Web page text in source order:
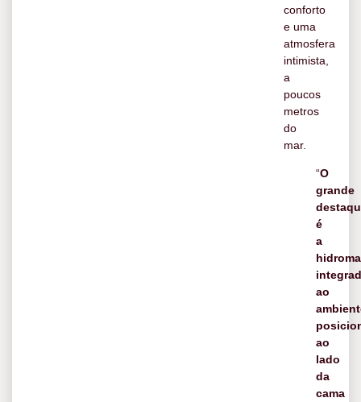
conforto
e uma
atmosfera
intimista,
a
poucos
metros
do
mar.
“O
grande
é
a
ao
ao
lado
da
cama